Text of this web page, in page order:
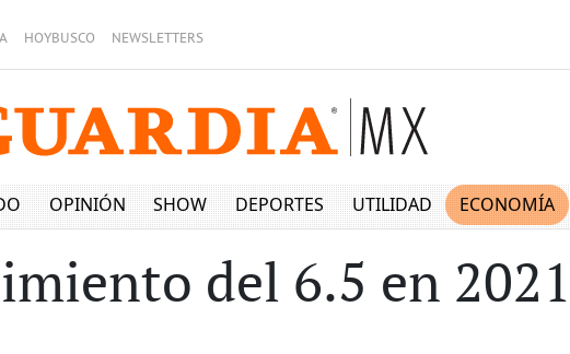
HOYBUSCO NEWSLETTERS
OPINIÓN SHOW DEPORTES UTILIDAD ECONOMÍA
del 6.5 en 2021